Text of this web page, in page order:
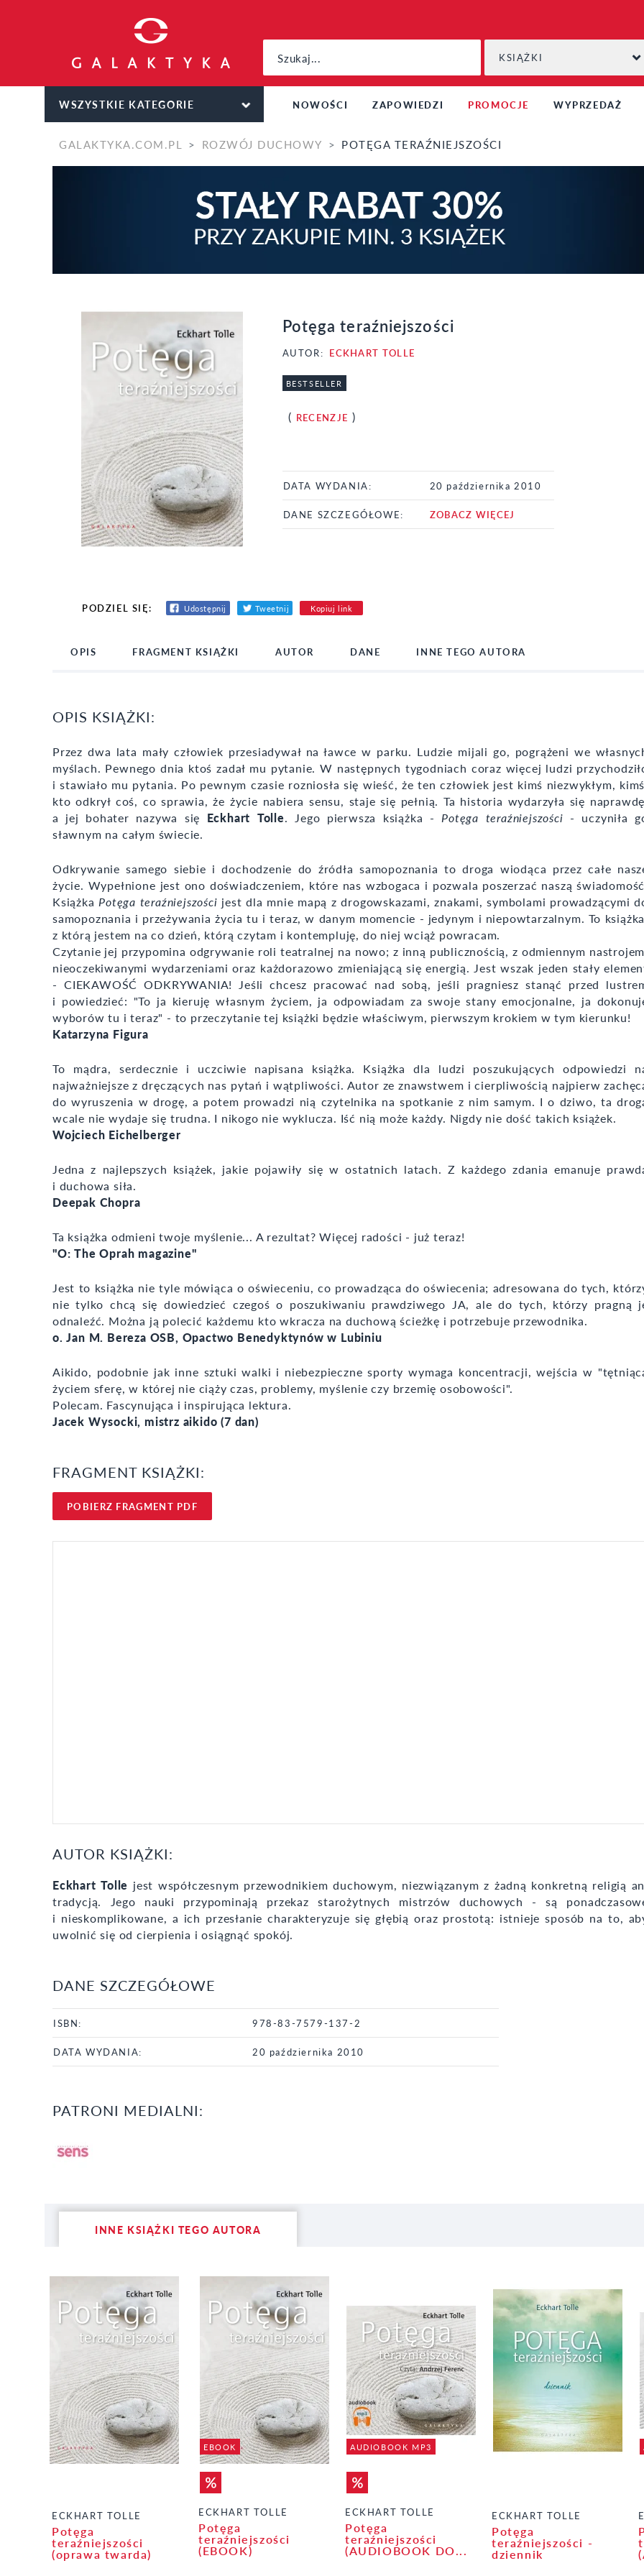
KSIĄŻKI
WSZYSTKIE KATEGORIE NOWOŚCI ZAPOWIEDZI PROMOCJE WYPRZEDAŻ
GALAKTYKA.COM.PL ROZWÓJ DUCHOWY POTĘGA TERAŹNIEJSZOŚCI
Potęga teraźniejszości
AUTOR: ECKHART TOLLE
BESTSELLER
( RECENZJE )
DATA WYDANIA: 20 października 2010
DANE SZCZEGÓŁOWE: ZOBACZ WIĘCEJ
PODZIEL SIĘ: Udostępnij Tweetnij Kopiuj link
OPIS FRAGMENT KSIĄŻKI AUTOR DANE INNE TEGO AUTORA
OPIS KSIĄŻKI:
Przez dwa lata mały człowiek przesiadywał na ławce w parku. Ludzie mijali go, pogrążeni we
myślach. Pewnego dnia ktoś zadał mu pytanie. W następnych tygodniach coraz więcej ludzi
i stawiało mu pytania. Po pewnym czasie rozniosła się wieść, że ten człowiek jest kimś niezwykłym,
kto odkrył coś, co sprawia, że życie nabiera sensu, staje się pełnią. Ta historia wydarzyła się
a jej bohater nazywa się Eckhart Tolle. Jego pierwsza książka -Potęga teraźniejszości - uczyniła
sławnym na całym świecie.
Odkrywanie samego siebie i dochodzenie do źródła samopoznania to droga wiodąca przez całe
życie. Wypełnione jest ono doświadczeniem, które nas wzbogaca i pozwala poszerzać naszą
KsiążkaPotęga teraźniejszości jest dla mnie mapą z drogowskazami, znakami, symbolami prowadzącymi
samopoznania i przeżywania życia tu i teraz, w danym momencie - jedynym i niepowtarzalnym. To
z którą jestem na co dzień, którą czytam i kontempluję, do niej wciąż powracam.
Czytanie jej przypomina odgrywanie roli teatralnej na nowo; z inną publicznością, z odmiennym
nieoczekiwanymi wydarzeniami oraz każdorazowo zmieniającą się energią. Jest wszak jeden stały
- CIEKAWOŚĆ ODKRYWANIA! Jeśli chcesz pracować nad sobą, jeśli pragniesz stanąć przed
i powiedzieć: "To ja kieruję własnym życiem, ja odpowiadam za swoje stany emocjonalne, ja
wyborów tu i teraz" - to przeczytanie tej książki będzie właściwym, pierwszym krokiem w tym kierunku!
Katarzyna Figura
To mądra, serdecznie i uczciwie napisana książka. Książka dla ludzi poszukujących odpowiedzi
najważniejsze z dręczących nas pytań i wątpliwości. Autor ze znawstwem i cierpliwością najpierw
do wyruszenia w drogę, a potem prowadzi nią czytelnika na spotkanie z nim samym. I o dziwo, ta
wcale nie wydaje się trudna. I nikogo nie wyklucza. Iść nią może każdy. Nigdy nie dość takich książek.
Wojciech Eichelberger
Jedna z najlepszych książek, jakie pojawiły się w ostatnich latach. Z każdego zdania emanuje
i duchowa siła.
Deepak Chopra
Ta książka odmieni twoje myślenie... A rezultat? Więcej radości - już teraz!
"O: The Oprah magazine"
Jest to książka nie tyle mówiąca o oświeceniu, co prowadząca do oświecenia; adresowana do tych,
nie tylko chcą się dowiedzieć czegoś o poszukiwaniu prawdziwego JA, ale do tych, którzy pragną
odnaleźć. Można ją polecić każdemu kto wkracza na duchową ścieżkę i potrzebuje przewodnika.
o. Jan M. Bereza OSB, Opactwo Benedyktynów w Lubiniu
Aikido, podobnie jak inne sztuki walki i niebezpieczne sporty wymaga koncentracji, wejścia w
życiem sferę, w której nie ciąży czas, problemy, myślenie czy brzemię osobowości".
Polecam. Fascynująca i inspirująca lektura.
Jacek Wysocki, mistrz aikido (7 dan)
FRAGMENT KSIĄŻKI:
POBIERZ FRAGMENT PDF
AUTOR KSIĄŻKI:
Eckhart Tolle jest współczesnym przewodnikiem duchowym, niezwiązanym z żadną konkretną religią
tradycją. Jego nauki przypominają przekaz starożytnych mistrzów duchowych - są
i nieskomplikowane, a ich przesłanie charakteryzuje się głębią oraz prostotą: istnieje sposób na to,
uwolnić się od cierpienia i osiągnąć spokój.
DANE SZCZEGÓŁOWE
ISBN: 978-83-7579-137-2
DATA WYDANIA: 20 października 2010
PATRONI MEDIALNI:
INNE KSIĄŻKI TEGO AUTORA
ECKHART TOLLE
Potęga
teraźniejszości
(oprawa twarda)
EBOOK
ECKHART TOLLE
Potęga
teraźniejszości
(EBOOK)
AUDIOBOOK MP3
ECKHART TOLLE
Potęga
teraźniejszości
(AUDIOBOOK DO...
ECKHART TOLLE
Potęga
teraźniejszości -
dziennik